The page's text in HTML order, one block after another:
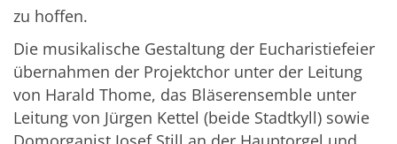
zu hoffen.
Die musikalische Gestaltung der Eucharistiefeier
übernahmen der Projektchor unter der Leitung
von Harald Thome, das Bläserensemble unter
Leitung von Jürgen Kettel (beide Stadtkyll) sowie